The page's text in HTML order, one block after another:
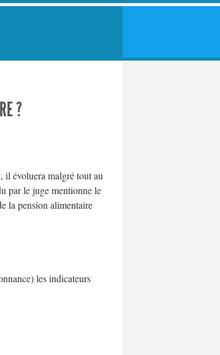
?
il évoluera malgré tout au
par le juge mentionne le
la pension alimentaire
les indicateurs